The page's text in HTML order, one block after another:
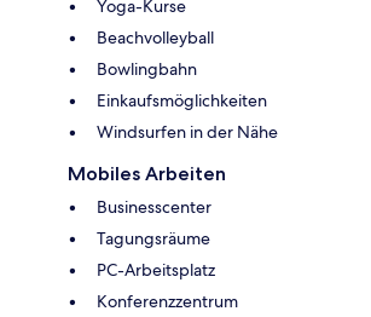
Yoga-Kurse
Beachvolleyball
Bowlingbahn
Einkaufsmöglichkeiten
Windsurfen in der Nähe
Mobiles Arbeiten
Businesscenter
Tagungsräume
PC-Arbeitsplatz
Konferenzzentrum